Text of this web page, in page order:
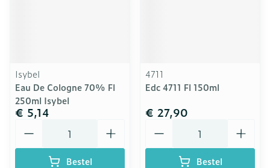
Isybel
Eau De Cologne 70% Fl
250ml Isybel
€ 5,14
Bestel
4711
Edc 4711 Fl 150ml
€ 27,90
Bestel